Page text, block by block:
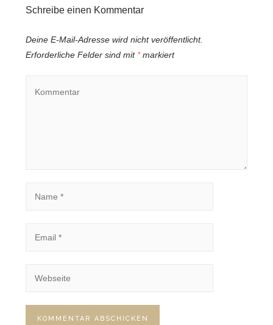
Schreibe einen Kommentar
Deine E-Mail-Adresse wird nicht veröffentlicht.
Erforderliche Felder sind mit *markiert